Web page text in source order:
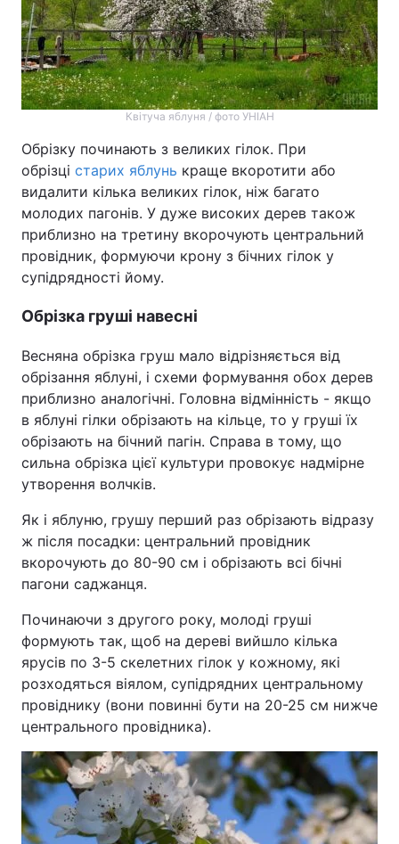
Квітуча яблуня / фото УНІАН
Обрізку починають з великих гілок. При
обрізці старих яблунь краще вкоротити або
видалити кілька великих гілок, ніж багато
молодих пагонів. У дуже високих дерев також
приблизно на третину вкорочують центральний
провідник, формуючи крону з бічних гілок у
супідрядності йому.
Обрізка груші навесні
Весняна обрізка груш мало відрізняється від
обрізання яблуні, і схеми формування обох дерев
приблизно аналогічні. Головна відмінність - якщо
в яблуні гілки обрізають на кільце, то у груші їх
обрізають на бічний пагін. Справа в тому, що
сильна обрізка цієї культури провокує надмірне
утворення волчків.
Як і яблуню, грушу перший раз обрізають відразу
ж після посадки: центральний провідник
вкорочують до 80-90 см і обрізають всі бічні
пагони саджанця.
Починаючи з другого року, молоді груші
формують так, щоб на дереві вийшло кілька
ярусів по 3-5 скелетних гілок у кожному, які
розходяться віялом, супідрядних центральному
провіднику (вони повинні бути на 20-25 см нижче
центрального провідника).